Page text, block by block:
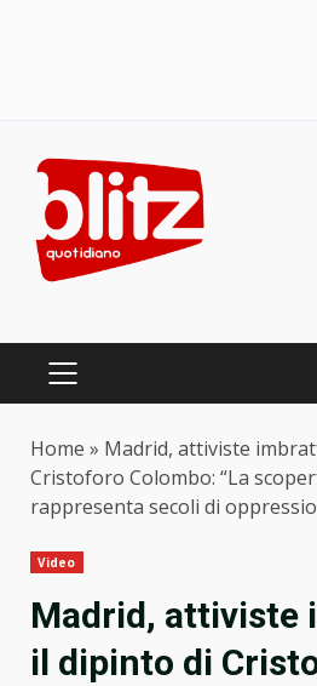
content
PRIMARY
Home » Madrid, attiviste
Cristoforo Colombo: “La
rappresenta secoli di
Video
Madrid, attiviste
il dipinto di